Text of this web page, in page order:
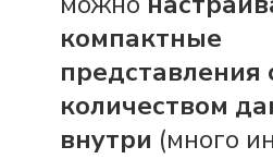
компактные
количеством
внутри (много